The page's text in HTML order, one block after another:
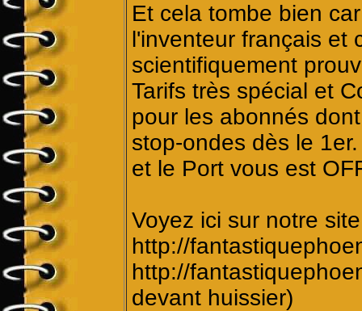
Et cela tombe bien
l'inventeur français et
scientifiquement
Tarifs très spécial et
pour les abonnés
stop-ondes dès le 1er.
et le Port vous est
Voyez ici sur notre
http://
http://
devant huissier)